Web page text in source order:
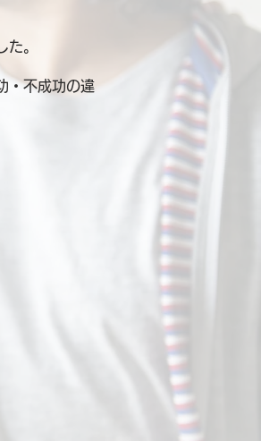
た。
・不成功の違